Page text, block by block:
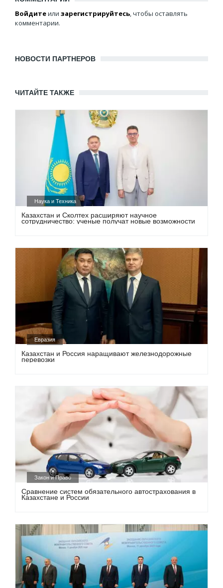
Войдитеили зарегистрируйтесь, чтобы оставлять
комментарии.
НОВОСТИ ПАРТНЕРОВ
ЧИТАЙТЕ ТАКЖЕ
Наука и Техника
Казахстан и Сколтех расширяют научное
сотрудничество: ученые получат новые возможности
Евразия
Казахстан и Россия наращивают железнодорожные
перевозки
Закон и Право
Сравнение систем обязательного автострахования в
Казахстане и России